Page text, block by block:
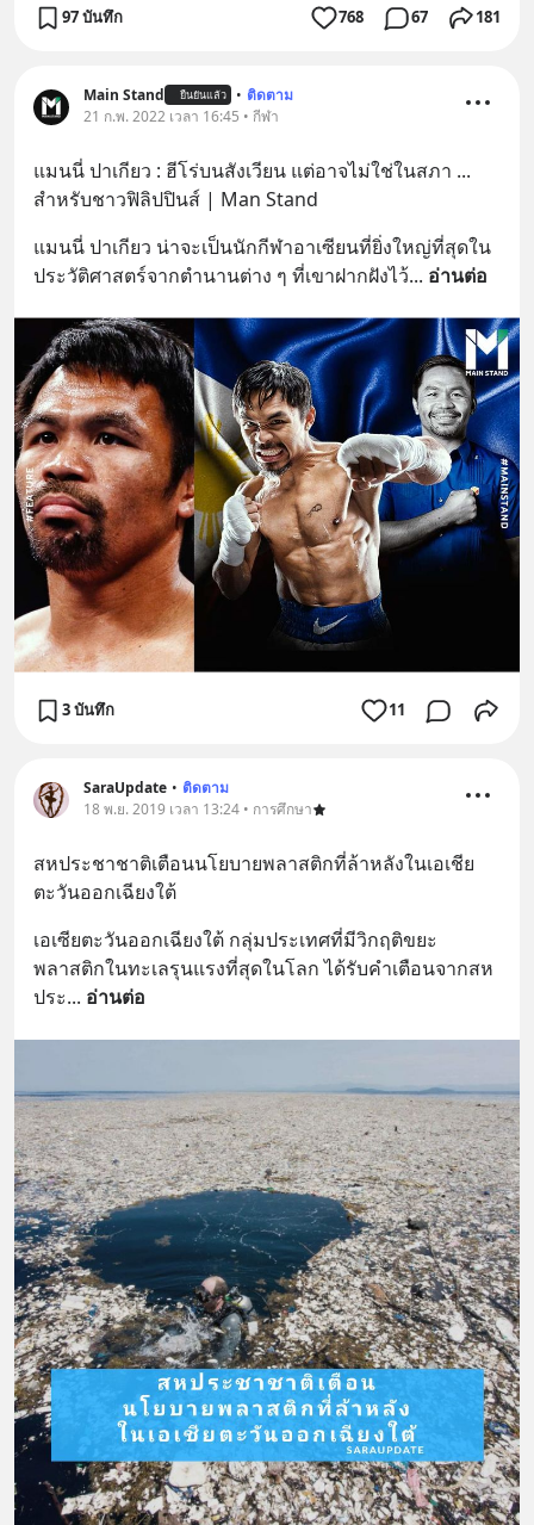
97 บันทึก 768 67 181
Main Stand ยืนยันแล้ว • ติดตาม
21 ก.พ. 2022 เวลา 16:45 • กีฬา
แมนนี่ ปาเกียว : ฮีโร่บนสังเวียน แต่อาจไม่ใช่ในสภา ...
สำหรับชาวฟิลิปปินส์ | Man Stand
แมนนี่ ปาเกียว น่าจะเป็นนักกีฬาอาเซียนที่ยิ่งใหญ่ที่สุดใน
ประวัติศาสตร์จากตำนานต่าง ๆ ที่เขาฝากฝังไว้... อ่านต่อ
3 บันทึก 11
SaraUpdate • ติดตาม
18 พ.ย. 2019 เวลา 13:24 • การศึกษา
สหประชาชาติเตือนนโยบายพลาสติกที่ล้าหลังในเอเชีย
ตะวันออกเฉียงใต้
เอเซียตะวันออกเฉียงใต้ กลุ่มประเทศที่มีวิกฤติขยะ
พลาสติกในทะเลรุนแรงที่สุดในโลก ได้รับคำเตือนจากสห
ประ... อ่านต่อ